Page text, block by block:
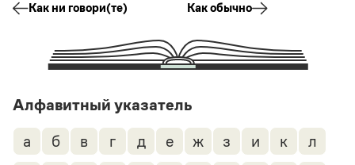
Как ни говори(те) Как обычно
Алфавитный указатель
а б в г д е ж з и к
л